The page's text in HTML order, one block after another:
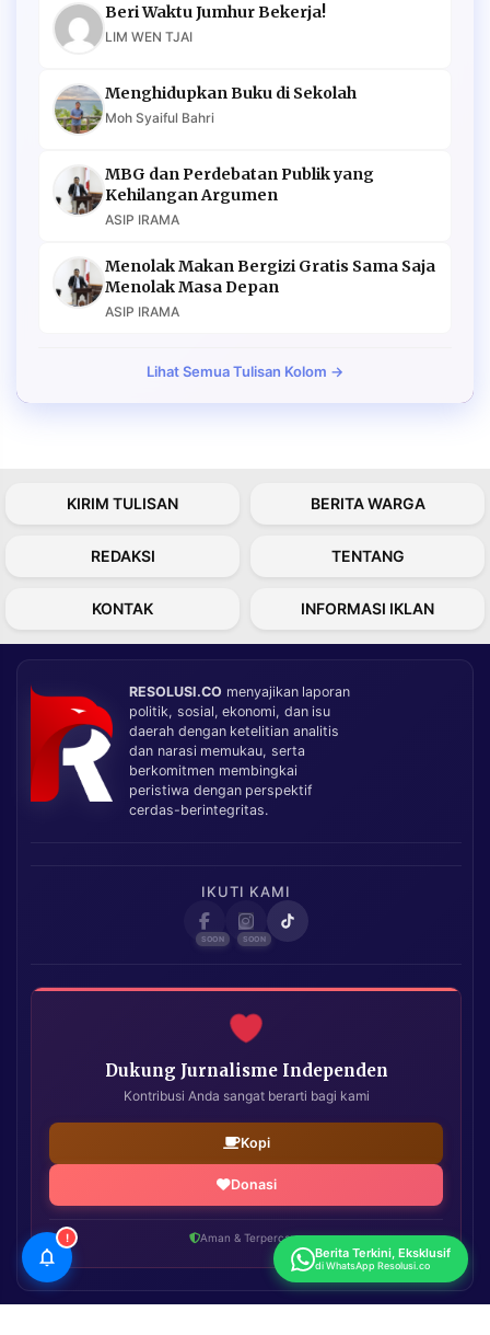
Beri Waktu Jumhur Bekerja!
LIM WEN TJAI
Menghidupkan Buku di Sekolah
Moh Syaiful Bahri
MBG dan Perdebatan Publik yang
Kehilangan Argumen
ASIP IRAMA
Menolak Makan Bergizi Gratis Sama Saja
Menolak Masa Depan
ASIP IRAMA
Lihat Semua Tulisan Kolom →
KIRIM TULISAN BERITA WARGA
REDAKSI TENTANG
KONTAK INFORMASI IKLAN
RESOLUSI.CO menyajikan laporan
politik, sosial, ekonomi, dan isu
daerah dengan ketelitian analitis
dan narasi memukau, serta
berkomitmen membingkai
peristiwa dengan perspektif
cerdas-berintegritas.
IKUTI KAMI
Dukung Jurnalisme Independen
Kontribusi Anda sangat berarti bagi kami
Kopi
Donasi
Aman & Terpercaya
!
Berita Terkini, Eksklusif
di WhatsApp Resolusi.co